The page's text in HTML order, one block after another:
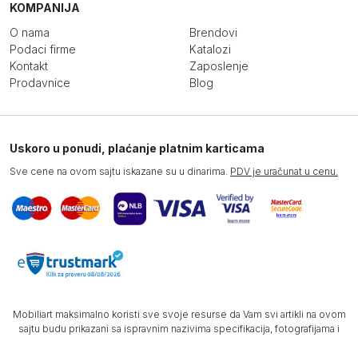
KOMPANIJA
O nama
Podaci firme
Kontakt
Prodavnice
Brendovi
Katalozi
Zaposlenje
Blog
Uskoro u ponudi, plaćanje platnim karticama
Sve cene na ovom sajtu iskazane su u dinarima. PDV je uračunat u cenu.
Mobiliart maksimalno koristi sve svoje resurse da Vam svi artikli na ovom
sajtu budu prikazani sa ispravnim nazivima specifikacija, fotografijama i